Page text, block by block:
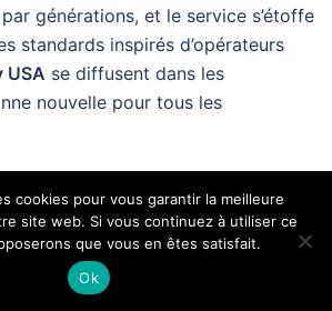
par générations, et le service s’étoffe
standards inspirés d’opérateurs
USA se diffusent dans les
nouvelle pour tous les
numérique de passeport,
cookies pour vous garantir la meilleure
site web. Si vous continuez à utiliser ce
que vous en êtes satisfait.
Ok